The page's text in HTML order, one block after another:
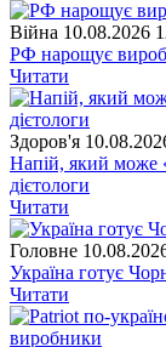
Війна 10.08.2026
РФ нарощує
Читати
Здоров'я
Напій, який може
дієтологи
Читати
Головне
Україна готує
Читати